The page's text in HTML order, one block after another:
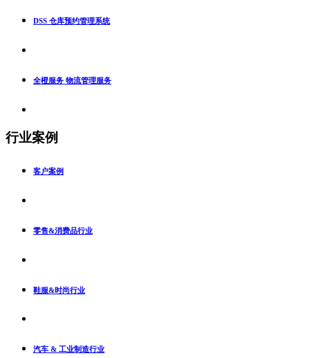
DSS 仓库预约管理系统
全橙服务 物流管理服务
行业案例
客户案例
零售&消费品行业
鞋服&时尚行业
汽车 & 工业制造行业